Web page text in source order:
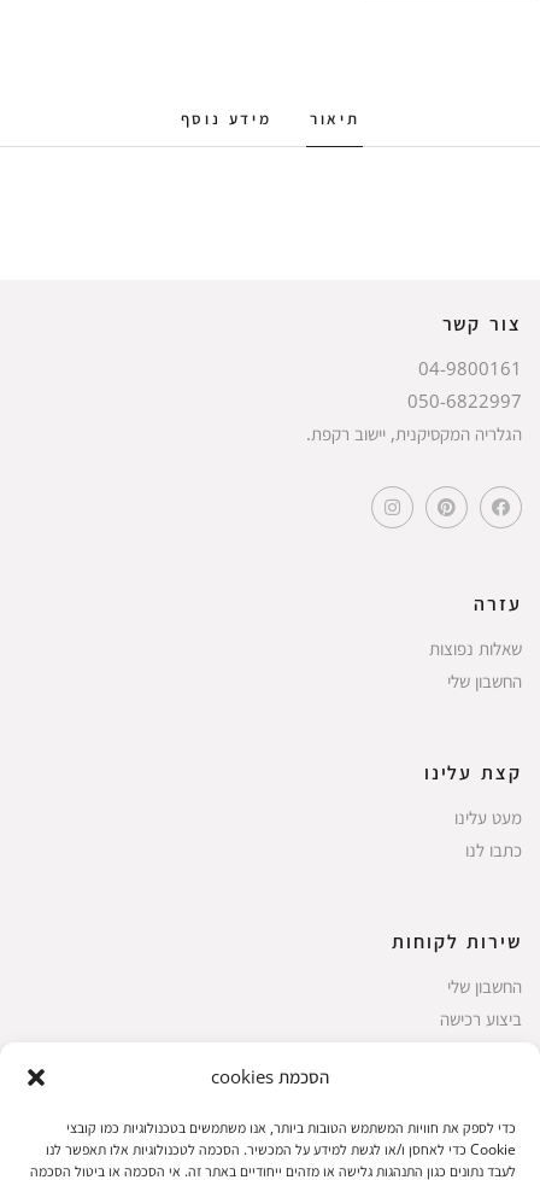
הסכמת cookies
כדי לספק את חוויות המשתמש הטובות ביותר, אנו משתמשים בטכנולוגיות כמו קובצי
Cookie כדי לאחסן ו/או לגשת למידע על המכשיר. הסכמה לטכנולוגיות אלו תאפשר לנו
לעבד נתונים כגון התנהגות גלישה או מזהים ייחודיים באתר זה. אי הסכמה או ביטול הסכמה
תיאור מידע נוסף
צור קשר
04-9800161
050-6822997
הגלריה המקסיקנית, יישוב רקפת.
עזרה
שאלות נפוצות
החשבון שלי
קצת עלינו
מעט עלינו
כתבו לנו
שירות לקוחות
החשבון שלי
ביצוע רכישה